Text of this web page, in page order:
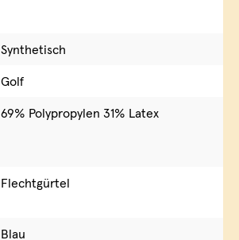
Synthetisch
Golf
69% Polypropylen 31% Latex
Flechtgürtel
Blau